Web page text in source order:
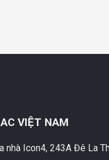
VIỆT NAM
nhà Icon4, 243A Đê La